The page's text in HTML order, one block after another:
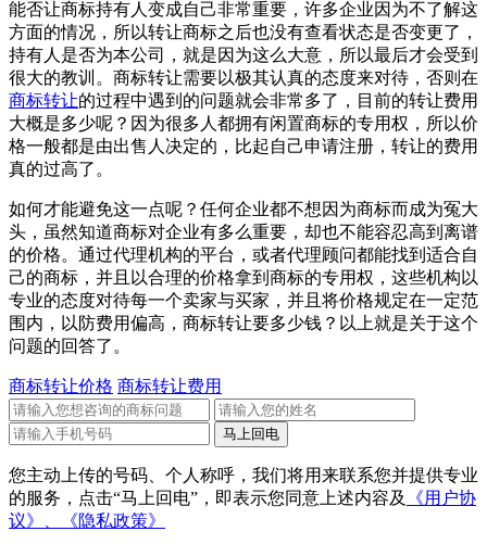
能否让商标持有人变成自己非常重要，许多企业因为不了解这
方面的情况，所以转让商标之后也没有查看状态是否变更了，
持有人是否为本公司，就是因为这么大意，所以最后才会受到
很大的教训。商标转让需要以极其认真的态度来对待，否则在
商标转让的过程中遇到的问题就会非常多了，目前的转让费用
大概是多少呢？因为很多人都拥有闲置商标的专用权，所以价
格一般都是由出售人决定的，比起自己申请注册，转让的费用
真的过高了。
如何才能避免这一点呢？任何企业都不想因为商标而成为冤大
头，虽然知道商标对企业有多么重要，却也不能容忍高到离谱
的价格。通过代理机构的平台，或者代理顾问都能找到适合自
己的商标，并且以合理的价格拿到商标的专用权，这些机构以
专业的态度对待每一个卖家与买家，并且将价格规定在一定范
围内，以防费用偏高，商标转让要多少钱？以上就是关于这个
问题的回答了。
商标转让价格 商标转让费用
您主动上传的号码、个人称呼，我们将用来联系您并提供专业
的服务，点击“马上回电”，即表示您同意上述内容及
《用户协
议》、
《隐私政策》